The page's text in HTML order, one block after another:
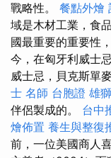
戰略性。 餐點外燴
域是木材工業，食
國最重要的重要性
今，在匈牙利威士
威士忌，貝克斯單
士 名師 台胞證 雄獅
伴侶製成的。 台中
燴佈置 養生與整復
前，一位美國商人